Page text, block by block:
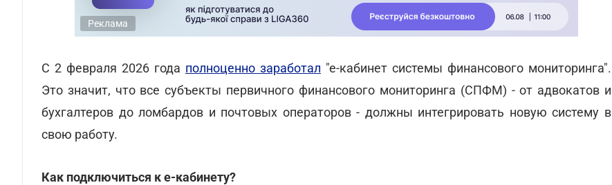
Реклама
С 2 февраля 2026 года полноценно заработал "е-кабинет системы финансового мониторинга".
Это значит, что все субъекты первичного финансового мониторинга (СПФМ) - от адвокатов и
бухгалтеров до ломбардов и почтовых операторов - должны интегрировать новую систему в
свою работу.
Как подключиться к е-кабинету?